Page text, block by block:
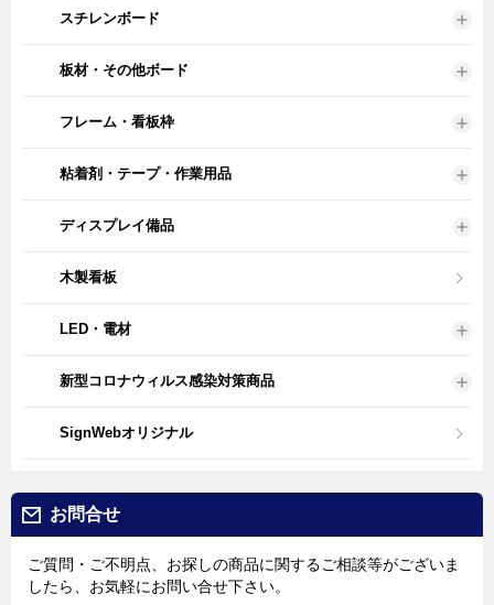
スチレンボード
板材・その他ボード
フレーム・看板枠
粘着剤・テープ・作業用品
ディスプレイ備品
木製看板
LED・電材
新型コロナウィルス感染対策商品
SignWebオリジナル
お問合せ
ご質問・ご不明点、お探しの商品に関するご相談等がございま
したら、お気軽にお問い合せ下さい。